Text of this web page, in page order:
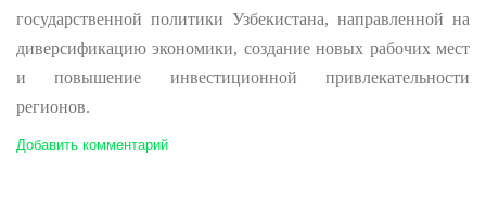
государственной политики Узбекистана, направленной на
диверсификацию экономики, создание новых рабочих мест
и повышение инвестиционной привлекательности
регионов.
Добавить комментарий